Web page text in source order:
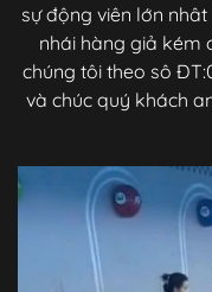
sự động viên lớn nhât
nhái hàng giả kém
chúng tôi theo sô
và chúc quý khách